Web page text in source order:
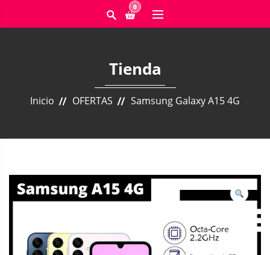
0
Tienda
Inicio OFERTAS Samsung Galaxy A15 4G